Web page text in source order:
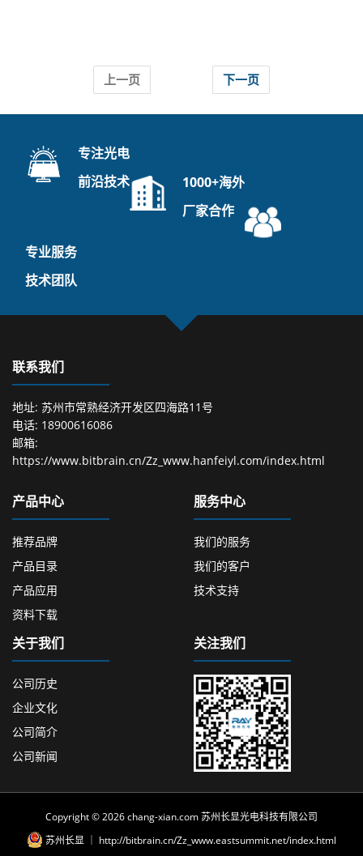
上一页 下一页
专注光电
前沿技术
1000+海外
厂家合作
专业服务
技术团队
联系我们
地址: 苏州市常熟经济开发区四海路11号
电话: 18900616086
邮箱:
https://www.bitbrain.cn/Zz_www.hanfeiyl.com/index.html
产品中心
推荐品牌
产品目录
产品应用
资料下载
服务中心
我们的服务
我们的客户
技术支持
关于我们
公司历史
企业文化
公司简介
公司新闻
关注我们
Copyright © 2026 chang-xian.com 苏州长显光电科技有限公司
苏州长显
http://bitbrain.cn/Zz_www.eastsummit.net/index.html